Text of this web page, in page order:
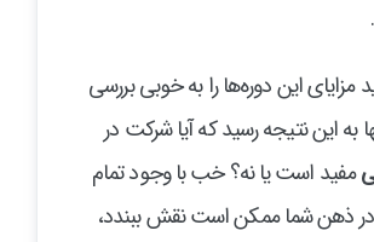
مزایای این دوره‌ها را به خوبی بررسی
به این نتیجه رسید که آیا شرکت در
مفید است یا نه؟ خب با وجود تمام
در ذهن شما ممکن است نقش ببندد،